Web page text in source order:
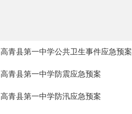
高青县第一中学公共卫生事件应急预案
高青县第一中学防震应急预案
高青县第一中学防汛应急预案